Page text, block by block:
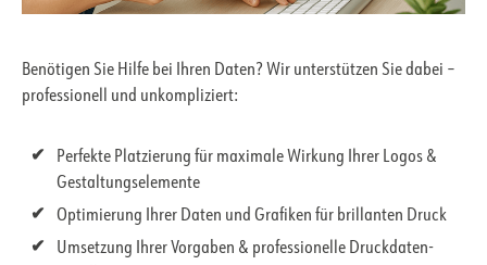
Benötigen Sie Hilfe bei Ihren Daten? Wir unterstützen Sie dabei –
professionell und unkompliziert:
Perfekte Platzierung für maximale Wirkung Ihrer Logos &
Gestaltungselemente
Optimierung Ihrer Daten und Grafiken für brillanten Druck
Umsetzung Ihrer Vorgaben & professionelle Druckdaten-